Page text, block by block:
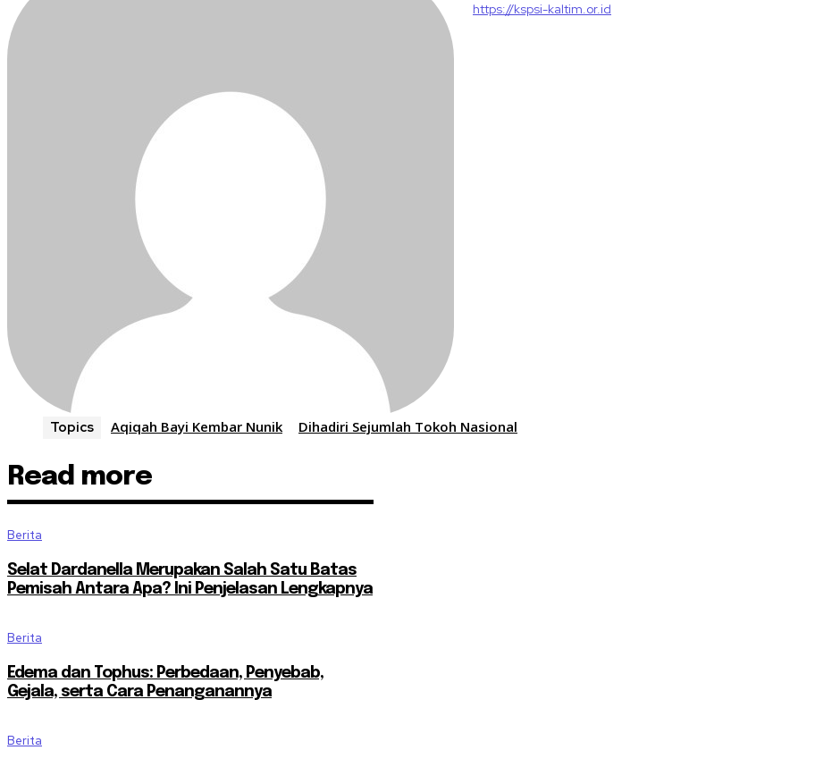
https://kspsi-kaltim.or.id
Topics Aqiqah Bayi Kembar Nunik Dihadiri Sejumlah Tokoh Nasional
Read more
Berita
Selat Dardanella Merupakan Salah Satu Batas
Pemisah Antara Apa? Ini Penjelasan Lengkapnya
Berita
Edema dan Tophus: Perbedaan, Penyebab,
Gejala, serta Cara Penanganannya
Berita